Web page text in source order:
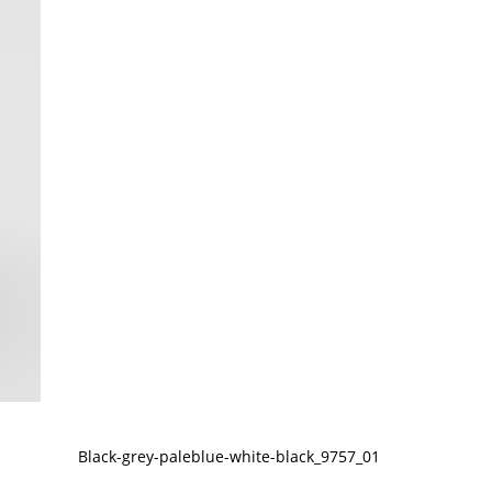
Black-grey-paleblue-white-black_9757_01